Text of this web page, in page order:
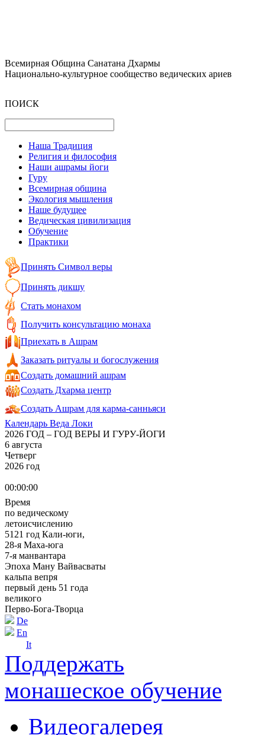
Всемирная Община Санатана Дхармы
Национально-культурное сообщество ведических ариев
ПОИСК
Наша Традиция
Религия и философия
Наши ашрамы йоги
Гуру
Всемирная община
Экология мышления
Наше будущее
Ведическая цивилизация
Обучение
Практики
Принять Символ веры
Принять дикшу
Стать монахом
Получить консультацию монаха
Приехать в Ашрам
Заказать ритуалы и богослужения
Создать домашний ашрам
Создать Дхарма центр
Создать Ашрам для карма-санньяси
Календарь Веда Локи
2026 ГОД – ГОД ВЕРЫ И ГУРУ-ЙОГИ
6 августа
Четверг
2026 год
00:00:00
Время
по ведическому
летоисчислению
5121 год Кали-юги,
28-я Маха-юга
7-я манвантара
Эпоха Ману Вайвасваты
кальпа вепря
первый день 51 года
великого
Перво-Бога-Творца
De
En
It
Поддержать
монашеское обучение
Видеогалерея